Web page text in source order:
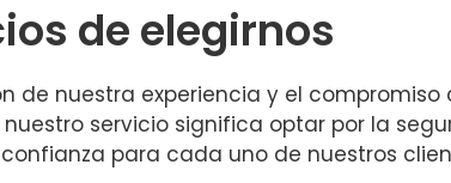
de elegirnos
de nuestra experiencia y el
nuestro servicio significa optar por la
para cada uno de nuestros